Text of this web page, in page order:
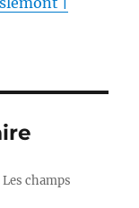
Les champs